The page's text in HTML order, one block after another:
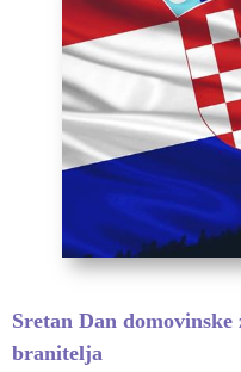
Sretan Dan
branitelja